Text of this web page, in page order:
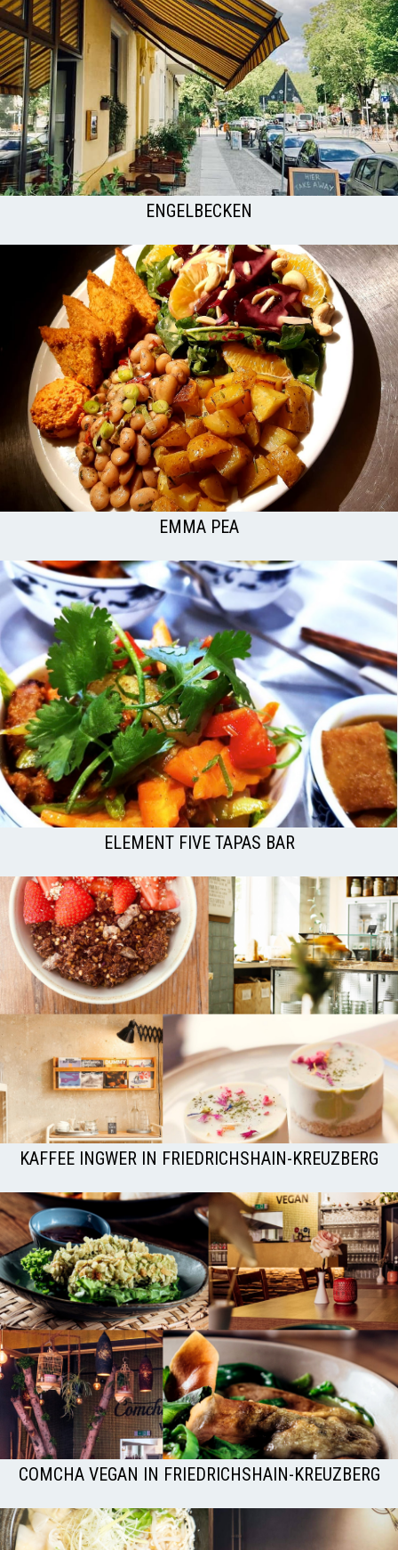
ENGELBECKEN
EMMA PEA
ELEMENT FIVE TAPAS BAR
KAFFEE INGWER IN FRIEDRICHSHAIN-KREUZBERG
COMCHA VEGAN IN FRIEDRICHSHAIN-KREUZBERG